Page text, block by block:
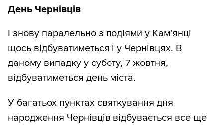
День Чернівців
І знову паралельно з подіями у Кам'янці
щось відбуватиметься і у Чернівцях. В
даному випадку у суботу, 7 жовтня,
відбуватиметься день міста.
У багатьох пунктах святкування дня
народження Чернівців відбувається все ще